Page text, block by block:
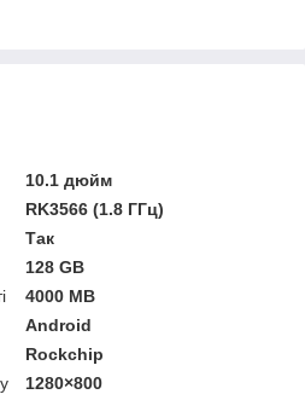
10.1 дюйм
RK3566 (1.8 ГГц)
Так
128 GB
4000 MB
Android
Rockchip
1280×800